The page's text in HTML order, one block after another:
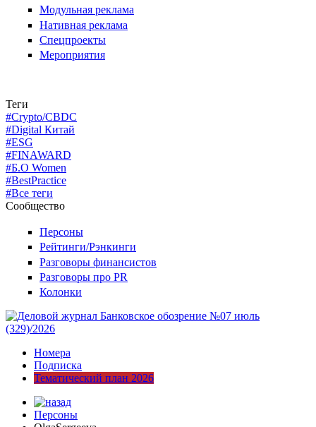
Модульная реклама
Нативная реклама
Спецпроекты
Мероприятия
Теги
#Crypto/CBDC
#Digital Китай
#ESG
#FINAWARD
#Б.О Women
#BestPractice
#Все теги
Сообщество
Персоны
Рейтинги/Рэнкинги
Разговоры финансистов
Разговоры про PR
Колонки
Номера
Подписка
Тематический план 2026
Персоны